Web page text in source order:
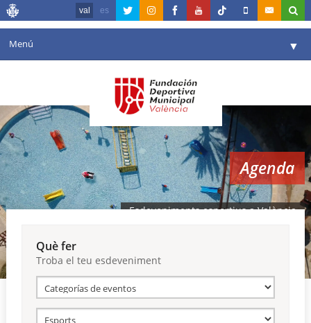
val es
Menú ▼
Agenda
Instal·lacions
Comunicació ▼
València en esport ▼
Reserves
Agenda
Esdeveniments esportius a València
Què fer
Troba el teu esdeveniment